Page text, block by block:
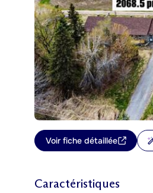
Voir fiche détaillée
Caractéristiques